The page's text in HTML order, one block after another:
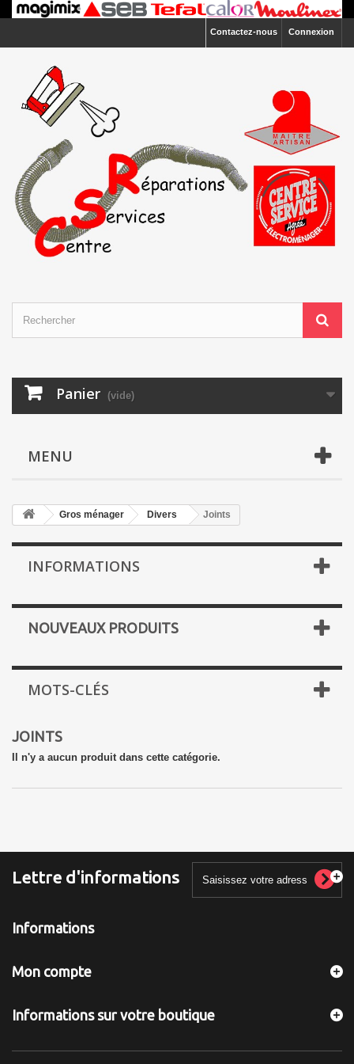
Connexion
Contactez-nous
Panier (vide)
MENU
Gros ménager Divers Joints
INFORMATIONS
NOUVEAUX PRODUITS
MOTS-CLÉS
JOINTS
Il n'y a aucun produit dans cette catégorie.
Lettre d'informations
Informations
Mon compte
Informations sur votre boutique